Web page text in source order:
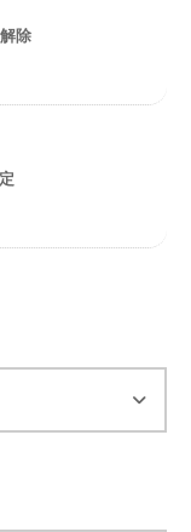
除